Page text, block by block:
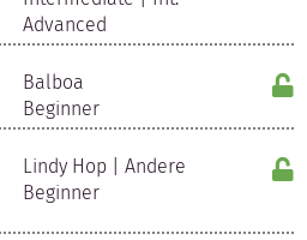
Advanced
Balboa
Beginner
Lindy Hop | Andere
Beginner